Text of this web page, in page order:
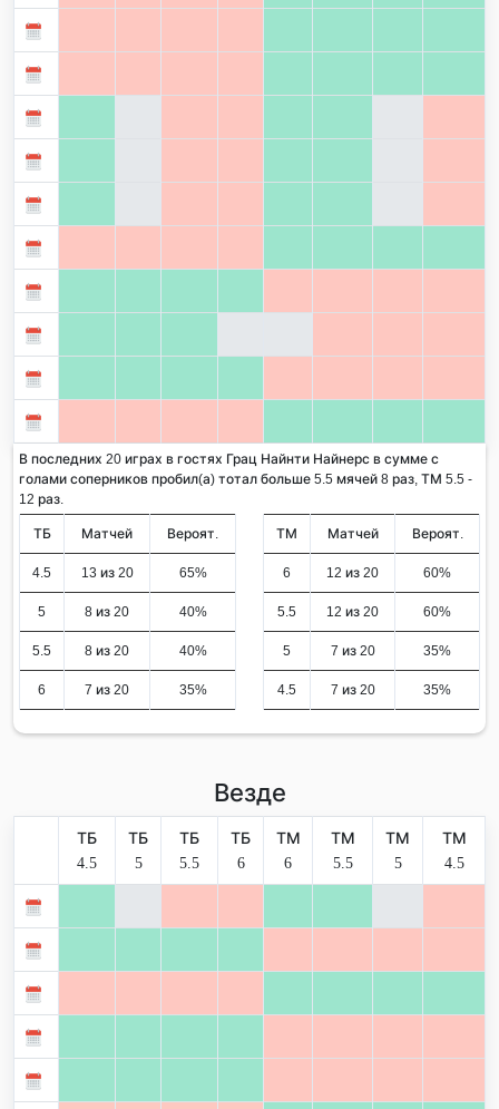
В последних 20 играх в гостях Грац Найнти Найнерс в сумме с
голами соперников пробил(а) тотал больше 5.5 мячей 8 раз, ТМ 5.5 -
12 раз.
ТБ Матчей Вероят.
4.5 13 из 20 65%
5 8 из 20 40%
5.5 8 из 20 40%
6 7 из 20 35%
ТМ Матчей Вероят.
6 12 из 20 60%
5.5 12 из 20 60%
5 7 из 20 35%
4.5 7 из 20 35%
Везде
ТБ
4.5
ТБ
5
ТБ
5.5
ТБ
6
ТМ
6
ТМ
5.5
ТМ
5
ТМ
4.5